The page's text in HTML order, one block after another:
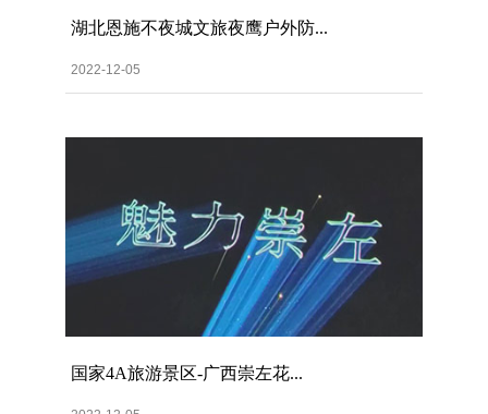
湖北恩施不夜城文旅夜鹰户外防...
2022-12-05
国家4A旅游景区-广西崇左花...